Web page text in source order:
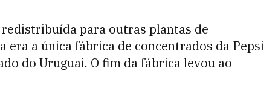
para outras plantas de
era a única fábrica de concentrados da Pepsi
do Uruguai. O fim da fábrica levou ao